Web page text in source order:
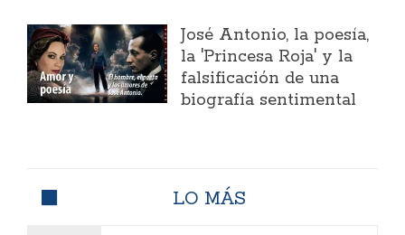
José Antonio, la poesía,
la 'Princesa Roja' y la
falsificación de una
biografía sentimental
LO MÁS